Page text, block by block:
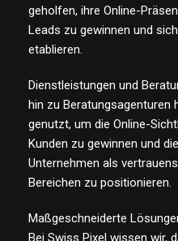
geholfen, ihre Online-
Leads zu gewinnen und
etablieren.
Dienstleistungen und
hin zu Beratungsagenturen
genutzt, um die Online-
Kunden zu gewinnen und
Unternehmen als
Bereichen zu positionieren.
Maßgeschneiderte
Bei Swiss Pixel wissen wir,